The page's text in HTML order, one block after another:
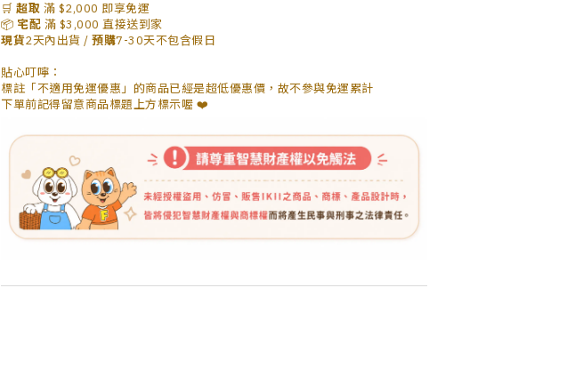
🛒 超取 滿 $2,000 即享免運
📦 宅配 滿 $3,000 直接送到家
現貨2天內出貨 / 預購7-30天不包含假日
貼心叮嚀：
標註「不適用免運優惠 」的商品已經是超低優惠價，故不參與免運累計
下單前記得留意商品標題上方標示喔 ❤️